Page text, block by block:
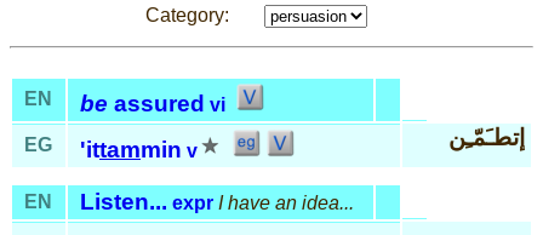
Category:
EN be assured vi
EG
'ittammin v
إتطـَمّـِن
EN Listen... expr I have an idea...